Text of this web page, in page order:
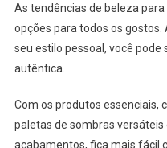
As tendências de beleza
opções para todos os
seu estilo pessoal, você
autêntica.
Com os produtos essenciais,
paletas de sombras
acabamentos, fica mais fácil